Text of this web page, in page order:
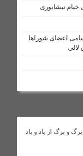
شهر می‌رسد
باشکوه
نیشابوری
اعضای شوراها
و برگ از باد و باد